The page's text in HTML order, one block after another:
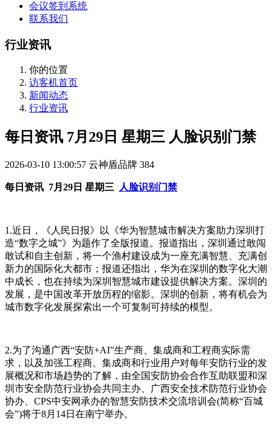
会议签到系统
联系我们
行业资讯
你的位置
访客机首页
新闻动态
行业资讯
每日资讯 7月29日 星期三 人脸识别门禁
2026-03-10 13:00:57 云神盾品牌 384
每日资讯 7月29日 星期三 人脸识别门禁
1.近日，《人民日报》以《华为智慧城市解决方案助力深圳打
造“数字之城”》为题作了全版报道。报道指出，深圳通过敢闯
敢试和自主创新，将一个渔村建设成为一座充满智慧、充满创
新力的国际化大都市；报道还指出，华为在深圳的数字化大潮
中成长，也在持续为深圳智慧城市建设提供解决方案。深圳的
发展，是中国改革开放历程的缩影。深圳的创新，将有机会为
城市数字化发展探索出一个可复制可持续的模型。
2.为了沟通广西“安防+AI”生产商、集成商和工程商实际需
求，以及加强工程商、集成商和行业用户对每年安防行业的发
展概况和市场趋势的了解，由全国安防协会合作互助联盟和深
圳市安全防范行业协会共同主办、广西安全技术防范行业协会
协办、CPS中安网承办的智慧安防技术交流培训会(简称“百城
会”)将于8月14日在南宁举办。